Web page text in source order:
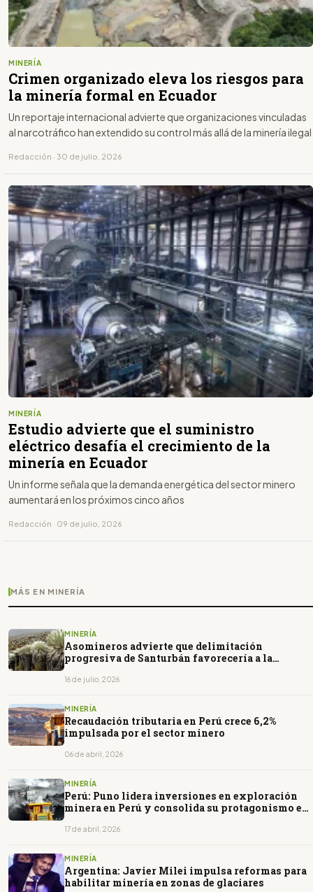
MINERÍA
Crimen organizado eleva los riesgos para
la minería formal en Ecuador
Un reportaje internacional advierte que organizaciones vinculadas
al narcotráfico han extendido su control más allá de la minería ilegal
Redacción · 30 de julio, 2026
MINERÍA
Estudio advierte que el suministro
eléctrico desafía el crecimiento de la
minería en Ecuador
Un informe señala que la demanda energética del sector minero
aumentará en los próximos cinco años
Redacción · 09 de julio, 2026
MÁS EN MINERÍA
MINERÍA
Asomineros advierte que delimitación
progresiva de Santurbán favorecería a la
16 de julio, 2026
MINERÍA
Recaudación tributaria en Perú crece 6,2%
impulsada por el sector minero
06 de abril, 2026
MINERÍA
Perú: Puno lidera inversiones en exploración
minera en Perú y consolida su protagonismo en
17 de abril, 2026
MINERÍA
Argentina: Javier Milei impulsa reformas para
habilitar minería en zonas de glaciares